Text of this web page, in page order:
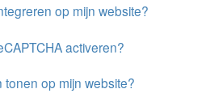
op mijn website?
activeren?
op mijn website?